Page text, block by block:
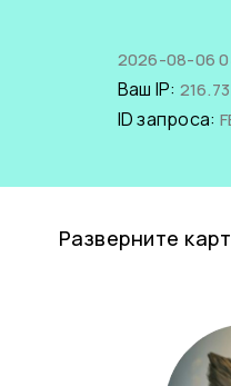
2026-08-06
Ваш IP:
ID запроса:
Разверните